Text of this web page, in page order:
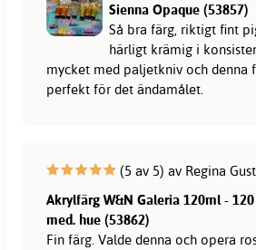
Sienna Opaque (53857)
Så bra färg, riktigt fint
härligt krämig i
mycket med paljetkniv och denna
perfekt för det ändamålet.
(5 av 5) av Regina
Akrylfärg W&N Galeria 120ml -
med. hue (53862)
Fin färg. Valde denna och opera